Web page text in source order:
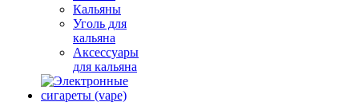
Кальяны
Уголь для
кальяна
Аксессуары
для кальяна